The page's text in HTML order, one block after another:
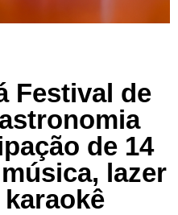
Festival de
de 14
lazer